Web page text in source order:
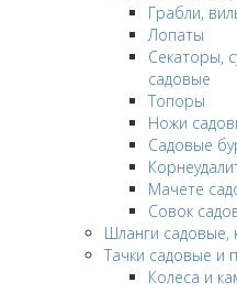
Грабли,
Лопаты
Секаторы,
садовые
Топоры
Ножи
Садовые
Мачете
Совок
Шланги садовые,
Тачки садовые и
Колеса и